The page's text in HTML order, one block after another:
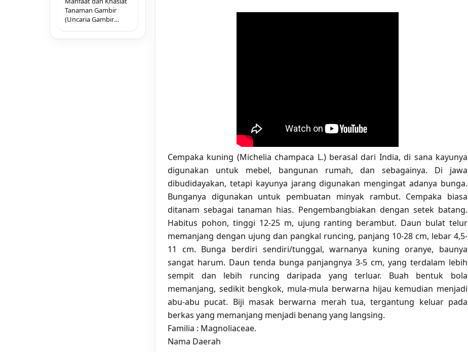
Tanaman Gambir
(Uncaria Gambir
Cempaka kuning (Michelia champaca L.) berasal dari India, di sana kayunya
digunakan untuk mebel, bangunan rumah, dan sebagainya. Di jawa
dibudidayakan, tetapi kayunya jarang digunakan mengingat adanya bunga.
Bunganya digunakan untuk pembuatan minyak rambut. Cempaka biasa
ditanam sebagai tanaman hias. Pengembangbiakan dengan setek batang.
Habitus pohon, tinggi 12-25 m, ujung ranting berambut. Daun bulat telur
memanjang dengan ujung dan pangkal runcing, panjang 10-28 cm, lebar 4,5-
11 cm. Bunga berdiri sendiri/tunggal, warnanya kuning oranye, baunya
sangat harum. Daun tenda bunga panjangnya 3-5 cm, yang terdalam lebih
sempit dan lebih runcing daripada yang terluar. Buah bentuk bola
memanjang, sedikit bengkok, mula-mula berwarna hijau kemudian menjadi
abu-abu pucat. Biji masak berwarna merah tua, tergantung keluar pada
berkas yang memanjang menjadi benang yang langsing.
Familia : Magnoliaceae.
Nama Daerah